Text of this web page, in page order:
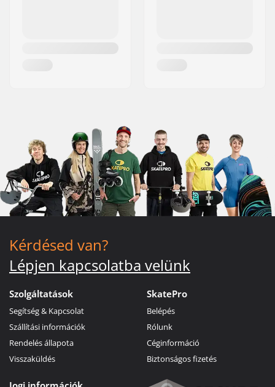
Kérdésed van?
Lépjen kapcsolatba velünk
Szolgáltatások
Segítség & Kapcsolat
Szállítási információk
Rendelés állapota
Visszaküldés
SkatePro
Belépés
Rólunk
Céginformáció
Biztonságos fizetés